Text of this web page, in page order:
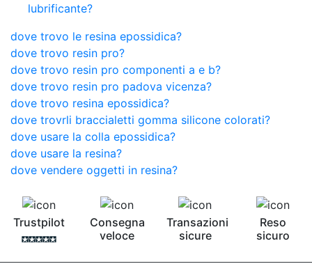
lubrificante?
dove trovo le resina epossidica?
dove trovo resin pro?
dove trovo resin pro componenti a e b?
dove trovo resin pro padova vicenza?
dove trovo resina epossidica?
dove trovrli braccialetti gomma silicone colorati?
dove usare la colla epossidica?
dove usare la resina?
dove vendere oggetti in resina?
Trustpilot
Consegna
veloce
Transazioni
sicure
Reso
sicuro